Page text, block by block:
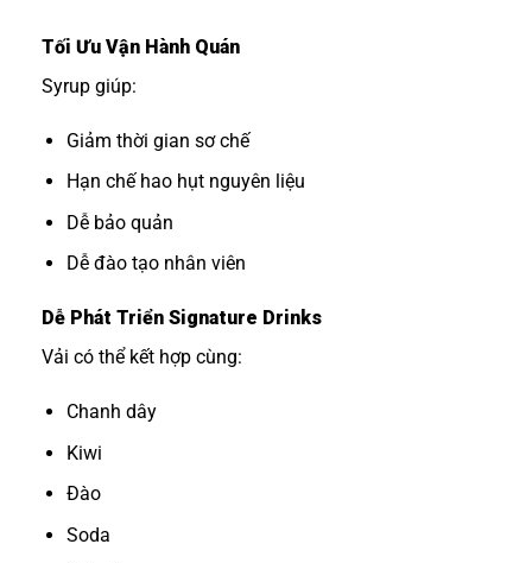
Tối Ưu Vận Hành Quán
Syrup giúp:
Giảm thời gian sơ chế
Hạn chế hao hụt nguyên liệu
Dễ bảo quản
Dễ đào tạo nhân viên
Dễ Phát Triển Signature Drinks
Vải có thể kết hợp cùng:
Chanh dây
Kiwi
Đào
Soda